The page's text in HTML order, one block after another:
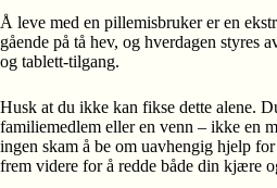
Å leve med en pillemisbruker er en
gående på tå hev, og hverdagen styres
og tablett-tilgang.
Husk at du ikke kan fikse dette alene.
familiemedlem eller en venn – ikke en
ingen skam å be om uavhengig hjelp
frem videre for å redde både din kjære